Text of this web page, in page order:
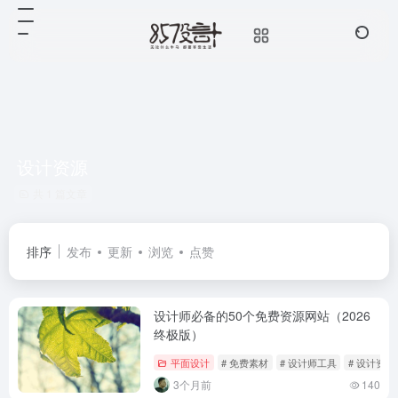
排序 发布 更新 浏览 点赞
设计师必备的50个免费资源网站（2026
终极版）
平面设计 # 免费素材 # 设计师工具 # 设计资源
3个月前 140